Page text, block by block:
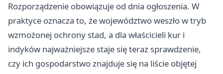
Rozporządzenie obowiązuje od dnia ogłoszenia. W
praktyce oznacza to, że województwo weszło w tryb
wzmożonej ochrony stad, a dla właścicieli kur i
indyków najważniejsze staje się teraz sprawdzenie,
czy ich gospodarstwo znajduje się na liście objętej